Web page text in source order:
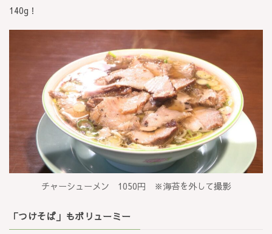
140g！
チャーシューメン 1050円 ※海苔を外して撮影
「つけそば」もボリューミー